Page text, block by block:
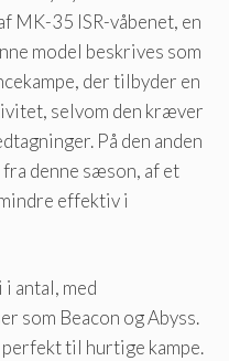
​​MK-35 ISR-våbenet, en
model beskrives som
der tilbyder en
selvom den kræver
På den anden
fra denne sæson, af et
effektiv i
antal, med
som Beacon og Abyss.
til hurtige kampe.